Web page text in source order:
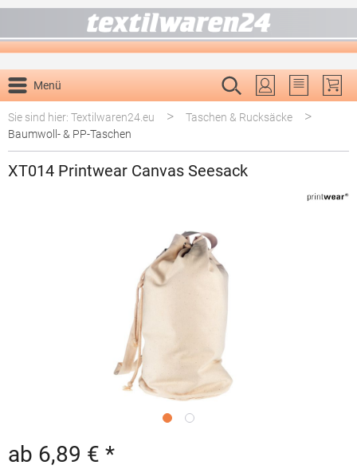
Menü
Du hast 0
Sie sind hier: Textilwaren24.eu
> Taschen & Rucksäcke >
Baumwoll- & PP-Taschen
XT014 Printwear Canvas Seesack
ab 6,89 € *